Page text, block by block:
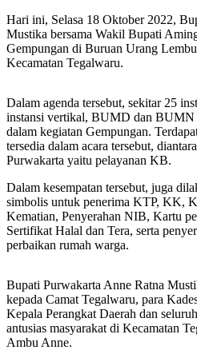
Hari ini, Selasa 18 Oktober 2022,
Mustika bersama Wakil Bupati
Gempungan di Buruan Urang
Kecamatan Tegalwaru.
Dalam agenda tersebut, sekitar 25
instansi vertikal, BUMD dan BUMN
dalam kegiatan Gempungan.
tersedia dalam acara tersebut,
Purwakarta yaitu pelayanan KB.
Dalam kesempatan tersebut, juga
simbolis untuk penerima KTP, KK,
Kematian, Penyerahan NIB, Kartu
Sertifikat Halal dan Tera, serta
perbaikan rumah warga.
Bupati Purwakarta Anne Ratna
kepada Camat Tegalwaru, para
Kepala Perangkat Daerah dan
antusias masyarakat di Kecamatan
Ambu Anne.